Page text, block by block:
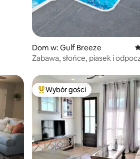
Dom w: Gulf Breeze
Zabawa, słońce, piasek i
Najpopularniejsze z kategorii
Wybór gości